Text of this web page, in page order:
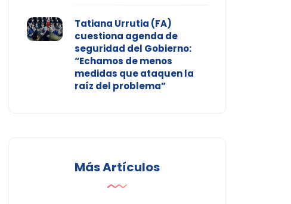
Tatiana Urrutia (FA)
cuestiona agenda de
seguridad del Gobierno:
“Echamos de menos
medidas que ataquen la
raíz del problema”
Más Artículos